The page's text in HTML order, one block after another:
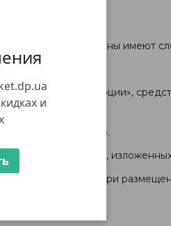
и
термины имеют
предметы;
коммерции»,
на Интернет-сайте.
на условиях,
Покупателем при